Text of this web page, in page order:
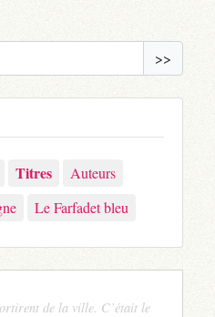
>>
Titres
Auteurs
Le Farfadet bleu
de la ville. C’était le